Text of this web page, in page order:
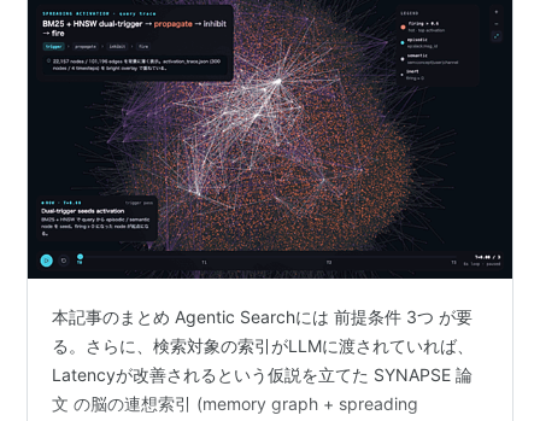
本記事のまとめ Agentic Searchには 前提条件 3つ が要
る。さらに、検索対象の索引がLLMに渡されていれば、
Latencyが改善されるという仮説を立てた SYNAPSE 論
文 の脳の連想索引 (memory graph + spreading